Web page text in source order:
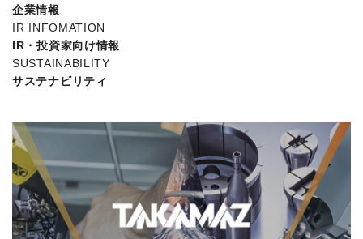
企業情報
IR INFOMATION
IR・投資家向け情報
SUSTAINABILITY
サステナビリティ